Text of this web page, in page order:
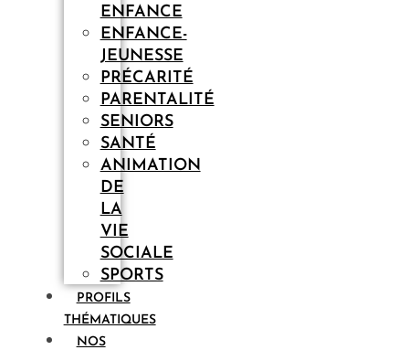
ENFANCE
ENFANCE-
JEUNESSE
PRÉCARITÉ
PARENTALITÉ
SENIORS
SANTÉ
ANIMATION
DE
LA
VIE
SOCIALE
SPORTS
PROFILS
THÉMATIQUES
NOS